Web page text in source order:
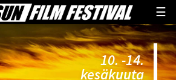
☰
10. -14.
kesäkuuta